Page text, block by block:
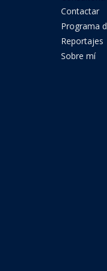
Contactar
Programa
Reportajes
Sobre mí